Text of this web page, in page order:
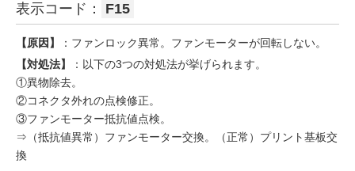
表示コード： F15
【原因】
：ファンロック異常。ファンモーターが回転しない。
【対処法】
：以下の3つの対処法が挙げられます。
①異物除去。
②コネクタ外れの点検修正。
③ファンモーター抵抗値点検。
⇒（抵抗値異常）ファンモーター交換。（正常）プリント基板交
換